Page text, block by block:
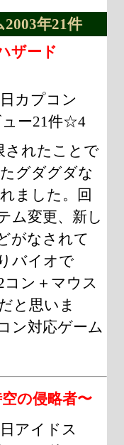
年21件
ザード
カプコン
ー21件☆4
されたことで
グダグダな
ました。回
ム変更、新し
がなされて
バイオで
コン＋マウス
と思いま
ン対応ゲーム
の侵略者〜
アイドス